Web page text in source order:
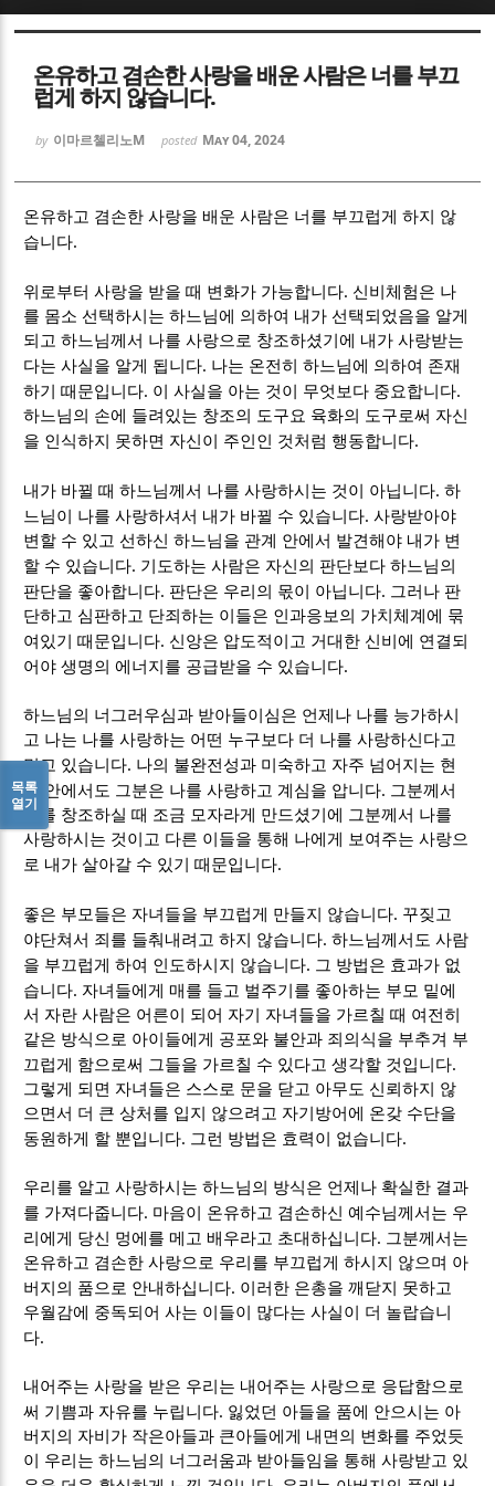
온유하고 겸손한 사랑을 배운 사람은 너를 부끄
럽게 하지 않습니다.
by 이마르첼리노M posted May 04, 2024
온유하고 겸손한 사랑을 배운 사람은 너를 부끄럽게 하지 않
습니다.
위로부터 사랑을 받을 때 변화가 가능합니다. 신비체험은 나
를 몸소 선택하시는 하느님에 의하여 내가 선택되었음을 알게
되고 하느님께서 나를 사랑으로 창조하셨기에 내가 사랑받는
다는 사실을 알게 됩니다. 나는 온전히 하느님에 의하여 존재
하기 때문입니다. 이 사실을 아는 것이 무엇보다 중요합니다.
하느님의 손에 들려있는 창조의 도구요 육화의 도구로써 자신
을 인식하지 못하면 자신이 주인인 것처럼 행동합니다.
내가 바뀔 때 하느님께서 나를 사랑하시는 것이 아닙니다.하
느님이 나를 사랑하셔서 내가 바뀔 수 있습니다.사랑받아야
변할 수 있고 선하신 하느님을 관계 안에서 발견해야 내가 변
할 수 있습니다. 기도하는 사람은 자신의 판단보다 하느님의
판단을 좋아합니다. 판단은 우리의 몫이 아닙니다. 그러나 판
단하고 심판하고 단죄하는 이들은 인과응보의 가치체계에 묶
여있기 때문입니다. 신앙은 압도적이고 거대한 신비에 연결되
어야 생명의 에너지를 공급받을 수 있습니다.
하느님의 너그러우심과 받아들이심은 언제나 나를 능가하시
고 나는 나를 사랑하는 어떤 누구보다 더 나를 사랑하신다고
믿고 있습니다. 나의 불완전성과 미숙하고 자주 넘어지는 현
실 안에서도 그분은 나를 사랑하고 계심을 압니다. 그분께서
나를 창조하실 때 조금 모자라게 만드셨기에 그분께서 나를
사랑하시는 것이고 다른 이들을 통해 나에게 보여주는 사랑으
로 내가 살아갈 수 있기 때문입니다.
좋은 부모들은 자녀들을 부끄럽게 만들지 않습니다. 꾸짖고
야단쳐서 죄를 들춰내려고 하지 않습니다.하느님께서도 사람
을 부끄럽게 하여 인도하시지 않습니다. 그 방법은 효과가 없
습니다. 자녀들에게 매를 들고 벌주기를 좋아하는 부모 밑에
서 자란 사람은 어른이 되어 자기 자녀들을 가르칠 때 여전히
같은 방식으로 아이들에게 공포와 불안과 죄의식을 부추겨 부
끄럽게 함으로써 그들을 가르칠 수 있다고 생각할 것입니다.
그렇게 되면 자녀들은 스스로 문을 닫고 아무도 신뢰하지 않
으면서 더 큰 상처를 입지 않으려고 자기방어에 온갖 수단을
동원하게 할 뿐입니다. 그런 방법은 효력이 없습니다.
우리를 알고 사랑하시는 하느님의 방식은 언제나 확실한 결과
를 가져다줍니다. 마음이 온유하고 겸손하신 예수님께서는 우
리에게 당신 멍에를 메고 배우라고 초대하십니다. 그분께서는
온유하고 겸손한 사랑으로 우리를 부끄럽게 하시지 않으며 아
버지의 품으로 안내하십니다. 이러한 은총을 깨닫지 못하고
우월감에 중독되어 사는 이들이 많다는 사실이 더 놀랍습니
다.
내어주는 사랑을 받은 우리는 내어주는 사랑으로 응답함으로
써 기쁨과 자유를 누립니다. 잃었던 아들을 품에 안으시는 아
버지의 자비가 작은아들과 큰아들에게 내면의 변화를 주었듯
이 우리는 하느님의 너그러움과 받아들임을 통해 사랑받고 있
목록
열기
Sketchbook5, 스케치북5
Sketchbook5, 스케치북5
Sketchbook5, 스케치북5
Sketchbook5, 스케치북5